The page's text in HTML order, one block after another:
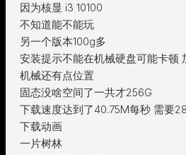
因为核显 i3 10100
不知道能不能玩
另一个版本100g多
安装提示不能在机械硬盘可能卡顿
机械还有点位置
固态没啥空间了一共才256G
下载速度达到了40.75M每秒 需要
下载动画
一片树林